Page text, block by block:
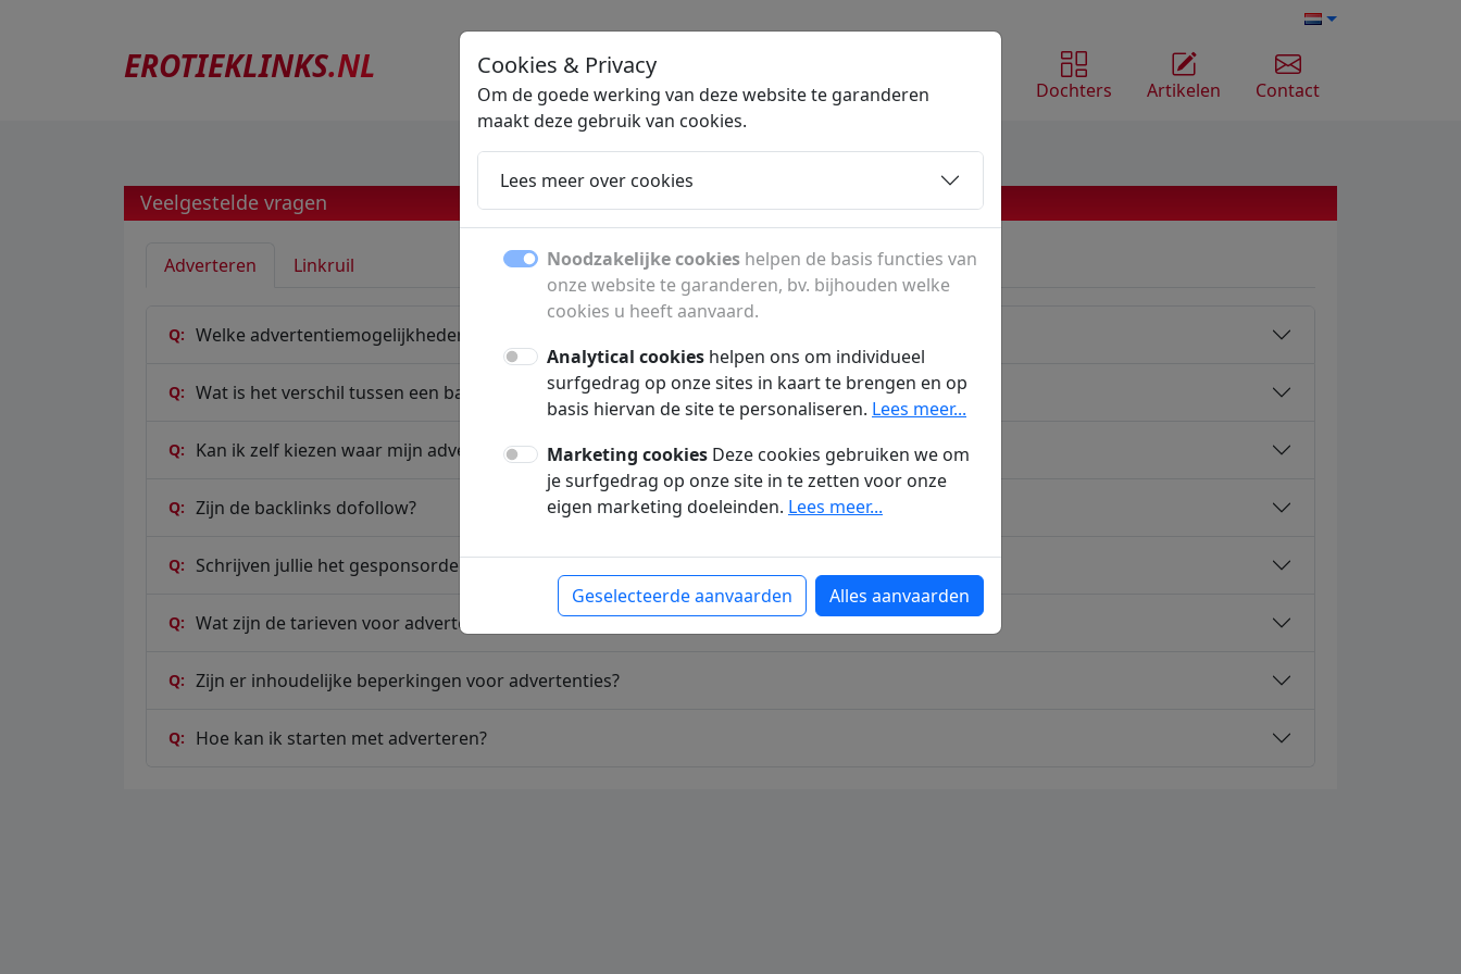
EROTIEKLINKS.NL
Dochters Artikelen Contact
Veelgestelde vragen
Adverteren Linkruil
Q: Welke advertentiemogelijkheden bieden jullie aan?
Q: Wat is het verschil tussen een banner en een gesponsord artikel?
Q: Kan ik zelf kiezen waar mijn advertentie verschijnt?
Q: Zijn de backlinks dofollow?
Q: Schrijven jullie het gesponsorde artikel of lever ik dit zelf aan?
Q: Wat zijn de tarieven voor adverteren?
Q: Zijn er inhoudelijke beperkingen voor advertenties?
Q: Hoe kan ik starten met adverteren?
Cookies & Privacy
Om de goede werking van deze website te garanderen
maakt deze gebruik van cookies.
Lees meer over cookies
Noodzakelijke cookies helpen de basis functies van
onze website te garanderen, bv. bijhouden welke
cookies u heeft aanvaard.
Analytical cookies helpen ons om individueel
surfgedrag op onze sites in kaart te brengen en op
basis hiervan de site te personaliseren. Lees meer...
Marketing cookies Deze cookies gebruiken we om
je surfgedrag op onze site in te zetten voor onze
eigen marketing doeleinden. Lees meer...
Geselecteerde aanvaarden Alles aanvaarden